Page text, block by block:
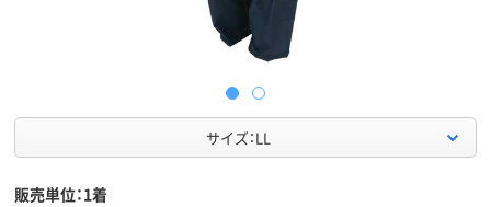
サイズ：LL
販売単位：1着